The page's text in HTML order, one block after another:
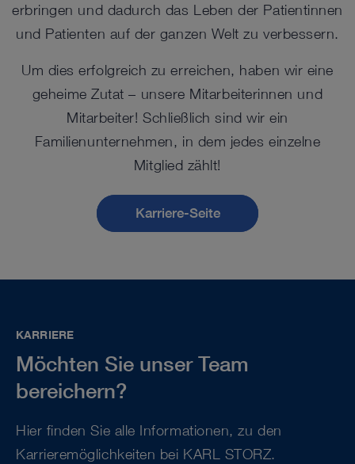
erbringen und dadurch das Leben der Patientinnen
und Patienten auf der ganzen Welt zu verbessern.
Um dies erfolgreich zu erreichen, haben wir eine
geheime Zutat – unsere Mitarbeiterinnen und
Mitarbeiter! Schließlich sind wir ein
Familienunternehmen, in dem jedes einzelne
Mitglied zählt!
Karriere-Seite
KARRIERE
Möchten Sie unser Team
bereichern?
Hier finden Sie alle Informationen, zu den
Karrieremöglichkeiten bei KARL STORZ.